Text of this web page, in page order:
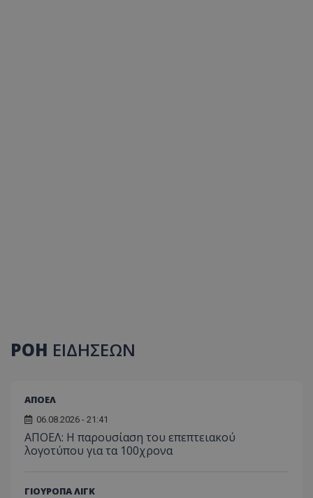
ΡΟΗ ΕΙΔΗΣΕΩΝ
ΑΠΟΕΛ
06.08.2026 - 21:41
ΑΠΟΕΛ: Η παρουσίαση του επεπτειακού
λογοτύπου για τα 100χρονα
ΓΙΟΥΡΟΠΑ ΛΙΓΚ